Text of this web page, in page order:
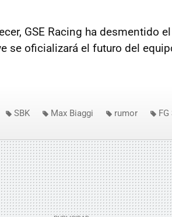
GSE Racing ha desmentido
se oficializará el futuro del
SBK Max Biaggi rumor